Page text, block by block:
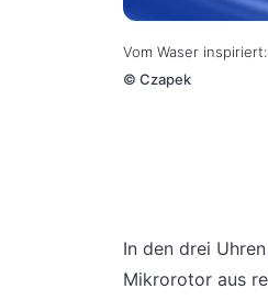
Vom Waser
© Czapek
In den drei
Mikrorotor aus